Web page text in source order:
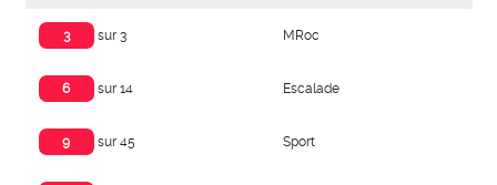
3 sur 3 MRoc
6 sur 14 Escalade
9 sur 45 Sport